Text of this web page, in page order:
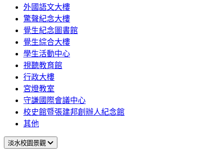
外國語文大樓
驚聲紀念大樓
覺生紀念圖書館
覺生綜合大樓
學生活動中心
視聽教育館
行政大樓
宮燈教室
守謙國際會議中心
校史館暨張建邦創辦人紀念館
其他
淡水校園景觀